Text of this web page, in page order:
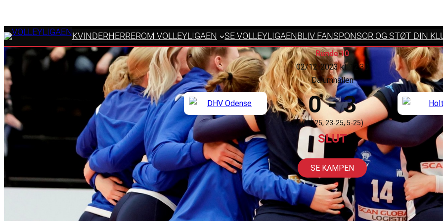
KVINDERHERREROM VOLLEYLIGAEN SE VOLLEYLIGAENBLIV FANSPONSOR OG STØT DIN
Runde 10
02/12-2023 kl. 12:30
Dalumhallen
0 - 3
(16-25, 23-25, 5-25)
SLUT
SE KAMPEN